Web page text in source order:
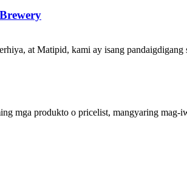
at Matipid, kami ay isang pandaigdigang
mga produkto o pricelist, mangyaring